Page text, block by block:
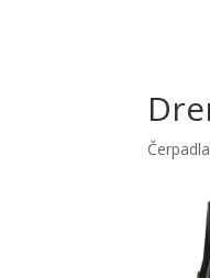
Čerpadla